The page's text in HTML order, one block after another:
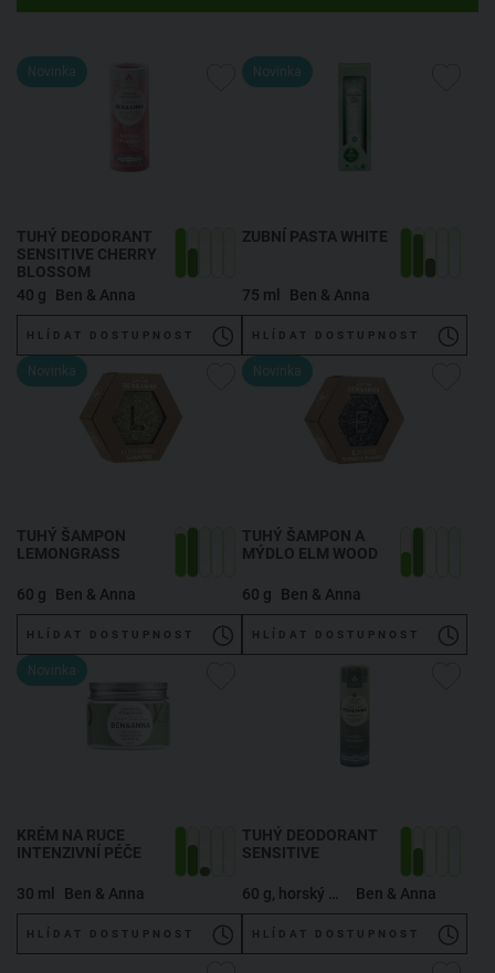
Novinka
TUHÝ DEODORANT
SENSITIVE CHERRY
BLOSSOM
40 g
Ben & Anna
HLÍDAT DOSTUPNOST
Novinka
ZUBNÍ PASTA WHITE
75 ml Ben & Anna
HLÍDAT DOSTUPNOST
Novinka
TUHÝ ŠAMPON
LEMONGRASS
60 g Ben & Anna
HLÍDAT DOSTUPNOST
Novinka
TUHÝ ŠAMPON A
MÝDLO ELM WOOD
60 g Ben & Anna
HLÍDAT DOSTUPNOST
Novinka
KRÉM NA RUCE
INTENZIVNÍ PÉČE
30 ml Ben & Anna
HLÍDAT DOSTUPNOST
TUHÝ DEODORANT
SENSITIVE
Ben & Anna
HLÍDAT DOSTUPNOST